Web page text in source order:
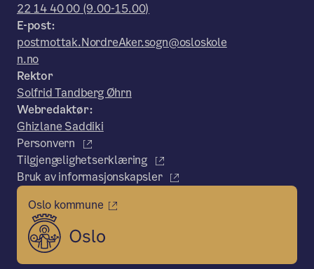
22 14 40 00 (9.00-15.00)
E-post:
postmottak.NordreAker.sogn@osloskole
n.no
Rektor
Solfrid Tandberg Øhrn
Webredaktør:
Ghizlane Saddiki
Personvern
Tilgjengelighetserklæring
Bruk av informasjonskapsler
Oslo kommune